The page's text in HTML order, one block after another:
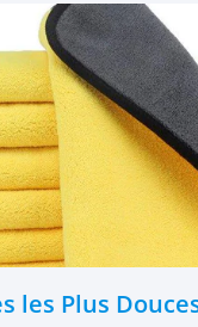
les Plus